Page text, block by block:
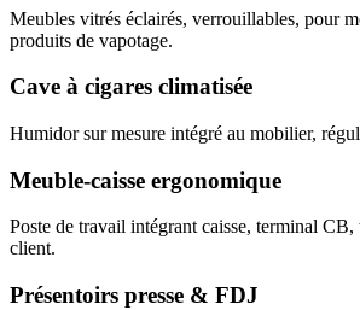
Meubles vitrés éclairés, verrouillables, pour
produits de vapotage.
Cave à cigares climatisée
Humidor sur mesure intégré au mobilier,
Meuble-caisse ergonomique
Poste de travail intégrant caisse, terminal
client.
Présentoirs presse & FDJ